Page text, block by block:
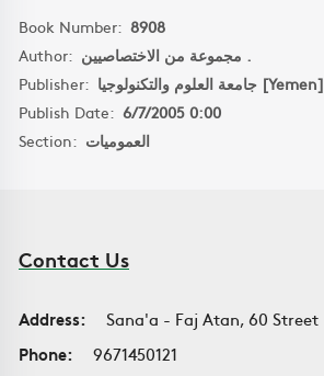
Book Number: 8908
Author:
مجموعة من الاختصاصيين .
Publisher:
جامعة العلوم والتكنولوجيا [Yemen]
Publish Date: 6/7/2005 0:00
Section: العموميات
Contact Us
Address:
Sana'a - Faj Atan, 60 Street
Phone:
9671450121